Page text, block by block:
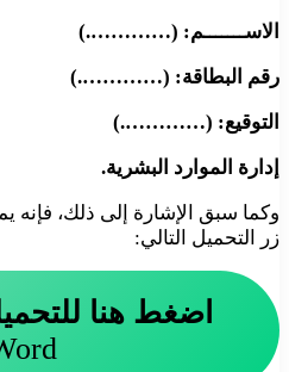
الاســـــــم: (………….)
رقم البطاقة: (………….)
التوقيع: (………….)
إدارة الموارد البشرية.
وكما سبق الإشارة إلى ذلك، فإنه
زر التحميل التالي:
اضغط هنا